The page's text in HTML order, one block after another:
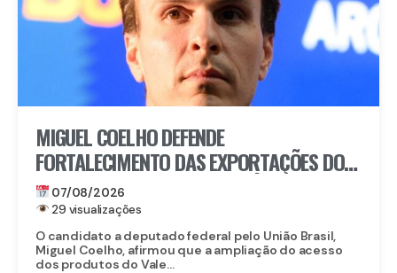
MIGUEL COELHO DEFENDE
FORTALECIMENTO DAS EXPORTAÇÕES DO
VALE DO SÃO FRANCISCO APÓS ABERTURA
DO MERCADO CHINÊS
07/08/2026
29 visualizações
O candidato a deputado federal pelo União Brasil,
Miguel Coelho, afirmou que a ampliação do acesso
dos produtos do Vale...